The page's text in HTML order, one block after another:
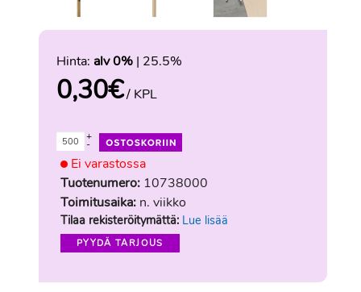
Hinta: alv 0% | 25.5%
0,30€/ KPL
-
+
Ei varastossa
Tuotenumero: 10738000
Toimitusaika: n. viikko
Tilaa rekisteröitymättä: Lue lisää
PYYDÄ TARJOUS